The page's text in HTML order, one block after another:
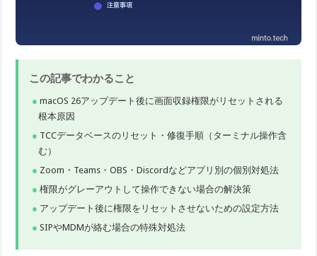
この記事でわかること
macOS 26アップデート後に画面収録権限がリセットされる
根本原因
TCCデータベースのリセット・修復手順（ターミナル操作含
む）
Zoom・Teams・OBS・Discordなどアプリ別の個別対処法
権限がグレーアウトして操作できない場合の解決策
アップデート後に権限をリセットさせないための設定方法
SIPやMDMが絡む場合の特殊対処法